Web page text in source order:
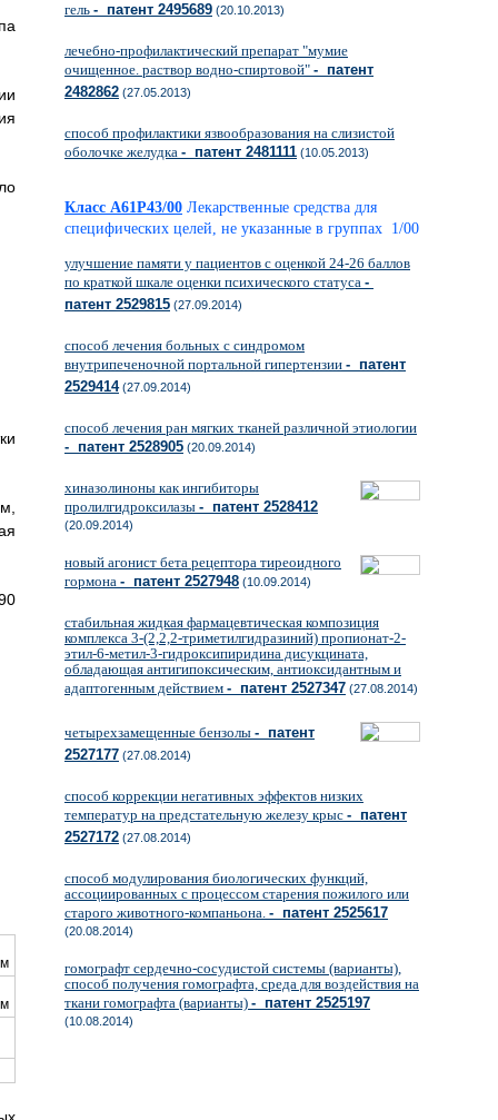
гель - патент 2495689 (20.10.2013)
лечебно-профилактический препарат "мумие
очищенное. раствор водно-спиртовой" - патент
2482862 (27.05.2013)
способ профилактики язвообразования на слизистой
оболочке желудка - патент 2481111 (10.05.2013)
Класс A61P43/00 Лекарственные средства для
специфических целей, не указанные в группах 1/00
улучшение памяти у пациентов с оценкой 24-26 баллов
по краткой шкале оценки психического статуса -
патент 2529815 (27.09.2014)
способ лечения больных с синдромом
внутрипеченочной портальной гипертензии - патент
2529414(27.09.2014)
способ лечения ран мягких тканей различной этиологии
- патент 2528905 (20.09.2014)
хиназолиноны как ингибиторы
пролилгидроксилазы - патент 2528412
(20.09.2014)
новый агонист бета рецептора тиреоидного
гормона - патент 2527948 (10.09.2014)
стабильная жидкая фармацевтическая композиция
комплекса 3-(2,2,2-триметилгидразиний) пропионат-2-
этил-6-метил-3-гидроксипиридина дисукцината,
обладающая антигипоксическим, антиоксидантным и
адаптогенным действием - патент 2527347 (27.08.2014)
четырехзамещенные бензолы - патент
2527177 (27.08.2014)
способ коррекции негативных эффектов низких
температур на предстательную железу крыс - патент
2527172 (27.08.2014)
способ модулирования биологических функций,
ассоциированных с процессом старения пожилого или
старого животного-компаньона. - патент 2525617
(20.08.2014)
гомографт сердечно-сосудистой системы (варианты),
способ получения гомографта, среда для воздействия на
ткани гомографта (варианты) - патент 2525197
(10.08.2014)